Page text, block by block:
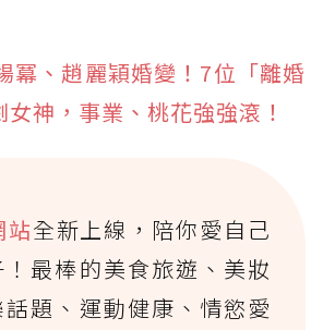
冪、趙麗穎婚變！7位「離婚
神，事業、桃花強強滾！
站全新上線，陪你愛自己
最棒的美食旅遊、美妝
題、運動健康、情慾愛